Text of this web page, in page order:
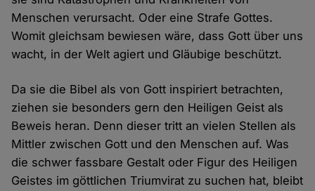
Menschen verursacht. Oder eine Strafe Gottes.
Womit gleichsam bewiesen wäre, dass Gott über uns
wacht, in der Welt agiert und Gläubige beschützt.
Da sie die Bibel als von Gott inspiriert betrachten,
ziehen sie besonders gern den Heiligen Geist als
Beweis heran. Denn dieser tritt an vielen Stellen als
Mittler zwischen Gott und den Menschen auf. Was
die schwer fassbare Gestalt oder Figur des Heiligen
Geistes im göttlichen Triumvirat zu suchen hat, bleibt